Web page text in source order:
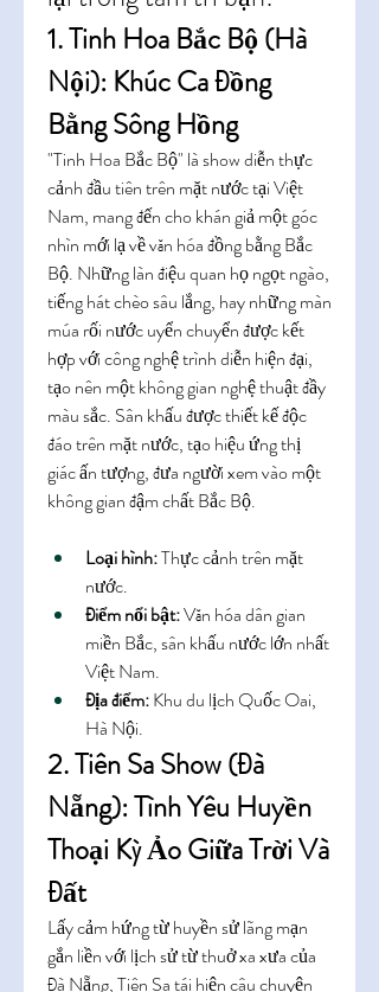
1. Tinh Hoa Bắc Bộ (Hà
Nội): Khúc Ca Đồng
Bằng Sông Hồng
"Tinh Hoa Bắc Bộ" là show diễn thực
cảnh đầu tiên trên mặt nước tại Việt
Nam, mang đến cho khán giả một góc
nhìn mới lạ về văn hóa đồng bằng Bắc
Bộ. Những làn điệu quan họ ngọt ngào,
tiếng hát chèo sâu lắng, hay những màn
múa rối nước uyển chuyển được kết
hợp với công nghệ trình diễn hiện đại,
tạo nên một không gian nghệ thuật đầy
màu sắc. Sân khấu được thiết kế độc
đáo trên mặt nước, tạo hiệu ứng thị
giác ấn tượng, đưa người xem vào một
không gian đậm chất Bắc Bộ.
Loại hình: Thực cảnh trên mặt
nước.
Điểm nổi bật: Văn hóa dân gian
miền Bắc, sân khấu nước lớn nhất
Việt Nam.
Địa điểm: Khu du lịch Quốc Oai,
Hà Nội.
2. Tiên Sa Show (Đà
Nẵng): Tình Yêu Huyền
Thoại Kỳ Ảo Giữa Trời Và
Đất
Lấy cảm hứng từ huyền sử lãng mạn
gắn liền với lịch sử từ thuở xa xưa của
Đà Nẵng, Tiên Sa tái hiện câu chuyện